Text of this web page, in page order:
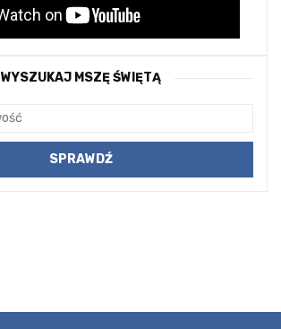
WYSZUKAJ MSZĘ ŚWIĘTĄ